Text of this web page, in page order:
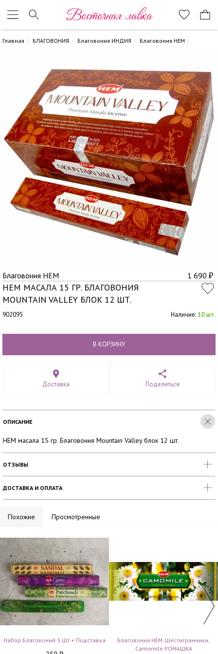
Восточная лавка
Главная БЛАГОВОНИЯ Благовония ИНДИЯ Благовония HEM
Благовония HEM 1 690 ₽
HEM МАСАЛА 15 ГР. БЛАГОВОНИЯ
MOUNTAIN VALLEY БЛОК 12 ШТ.
902095 Наличие:10 шт.
В КОРЗИНУ
Доставка Поделиться
ОПИСАНИЕ
HEM масала 15 гр. Благовония Mountain Valley блок 12 шт.
ОТЗЫВЫ
ДОСТАВКА И ОПЛАТА
Похожие Просмотренные
Набор Благовоний 3 Шт + Подставка
Благовония HEM, Шестигранники,
Camomile РОМАШКА